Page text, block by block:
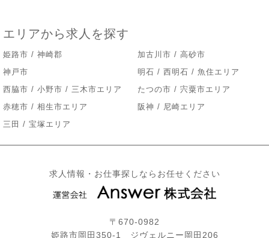
エリアから求人を探す
姫路市 / 神崎郡
加古川市 / 高砂市
神戸市
明石 / 西明石 / 魚住エリア
西脇市 / 小野市 / 三木市エリア
たつの市 / 宍粟市エリア
赤穂市 / 相生市エリア
阪神 / 尼崎エリア
三田 / 宝塚エリア
求人情報・お仕事探しならお任せください
〒670-0982
姫路市岡田350-1 ジヴェルニー岡田206